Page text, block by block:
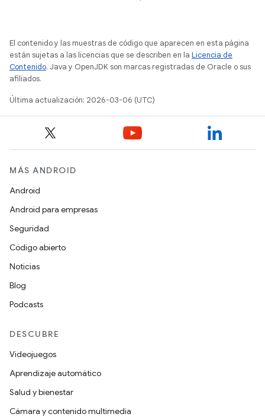
El contenido y las muestras de código que aparecen en esta página
están sujetas a las licencias que se describen en la Licencia de
Contenido. Java y OpenJDK son marcas registradas de Oracle o sus
afiliados.
Última actualización: 2026-03-06 (UTC)
MÁS ANDROID
Android
Android para empresas
Seguridad
Código abierto
Noticias
Blog
Podcasts
DESCUBRE
Videojuegos
Aprendizaje automático
Salud y bienestar
Cámara y contenido multimedia